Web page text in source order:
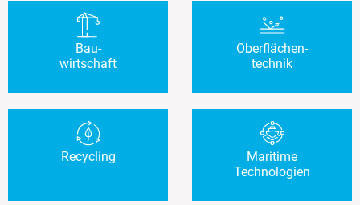
Bau-
wirtschaft
Oberflächen-
technik
Recycling
Maritime
Technologien